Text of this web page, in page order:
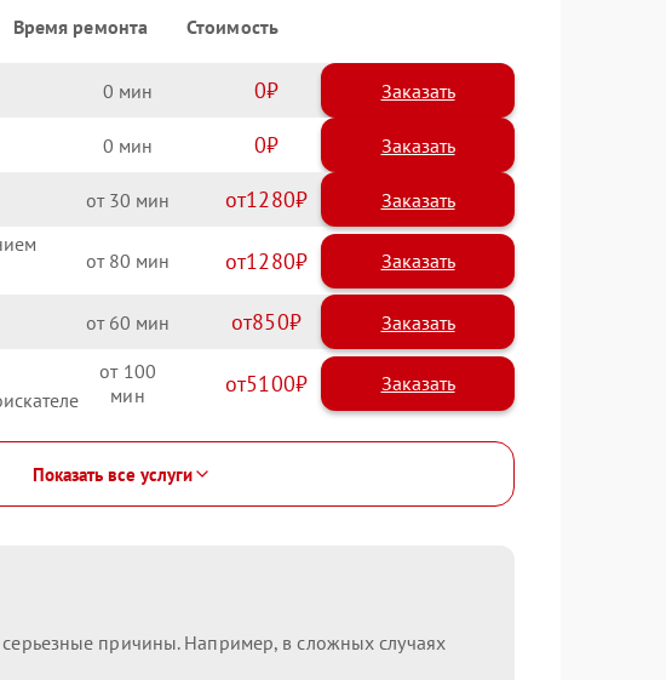
Время ремонта Стоимость
0 0 Заказать
0 0 Заказать
30 1280
80 1280
60 850
100 5100
Показать все услуги
причины. Например, в сложных случаях